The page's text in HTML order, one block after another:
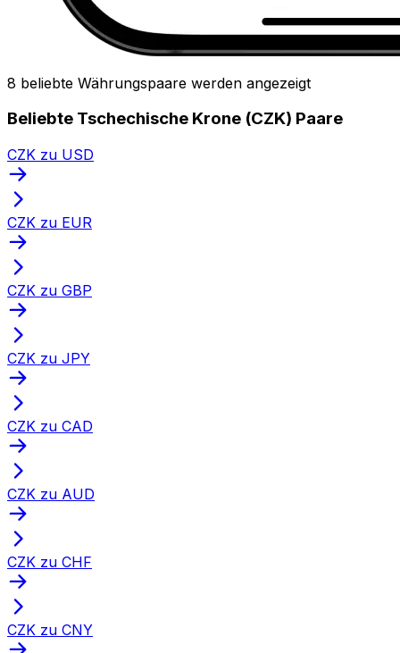
8 beliebte Währungspaare werden angezeigt
Beliebte Tschechische Krone (CZK) Paare
CZK zu USD
CZK zu EUR
CZK zu GBP
CZK zu JPY
CZK zu CAD
CZK zu AUD
CZK zu CHF
CZK zu CNY